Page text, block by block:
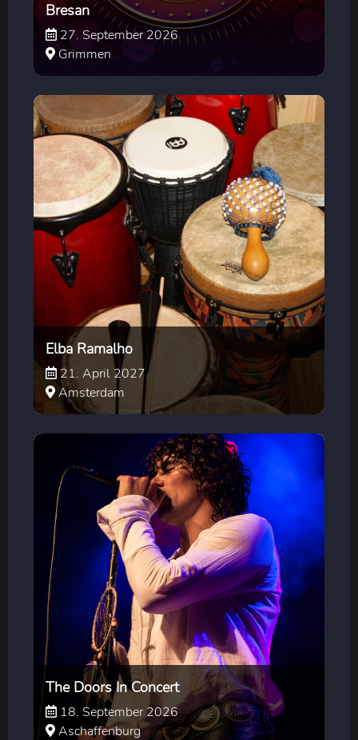
Bresan
27. September 2026
Grimmen
Elba Ramalho
21. April 2027
Amsterdam
The Doors In Concert
18. September 2026
Aschaffenburg